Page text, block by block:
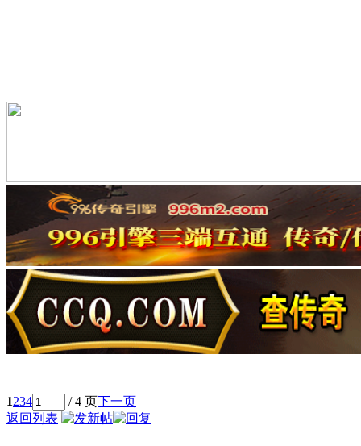
1234 / 4 页下一页
返回列表